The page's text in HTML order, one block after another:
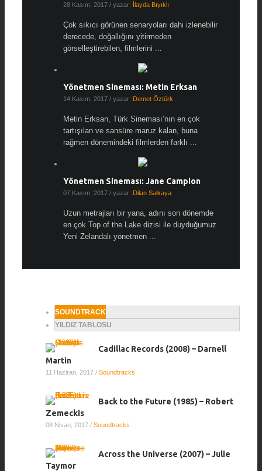
28 Kasım, 2017 / yazar: İlayda Bıyıklı
Çok sıkıcı görünen senaryoları dahi izlenebilir
derecede, doğallığını yitirmeden
görselleştirebilen, filmlerini ...
Yönetmen Sineması: Metin Erksan
14 Kasım, 2017 / yazar: Demet Öztürk
Metin Erksan, Türk Sineması’nın en çok
tartışılan ve sansüre maruz kalan, buna
rağmen dönemindeki filmlerden farklı ...
Yönetmen Sineması: Jane Campion
07 Kasım, 2017 / yazar: Dilan Salkaya
Uzun metrajları bir yana, adını son dönemde
en çok Top of the Lake dizisi ile duyduğumuz
Yeni Zelandalı yönetmen ...
SOUNDTRACK
YILDIZ TABLOSU
Cadillac Records (2008) – Darnell
Martin
11 Haziran, 2017 / Soundtracks
Back to the Future (1985) – Robert
Zemeckis
08 Nisan, 2017 / Soundtracks
Across the Universe (2007) – Julie
Taymor